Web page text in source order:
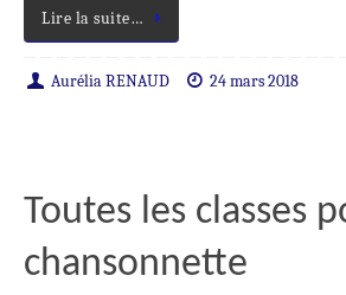
Lire la suite…
Aurélia RENAUD 24 mars 2018
Toutes les classes
chansonnette